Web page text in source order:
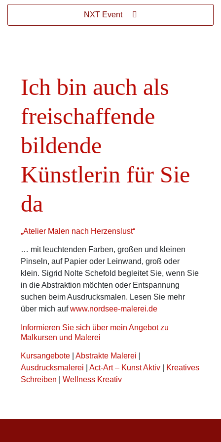
NXT Event
Ich bin auch als
freischaffende
bildende
Künstlerin für Sie
da
„Atelier Malen nach Herzenslust“
… mit leuchtenden Farben, großen und kleinen
Pinseln, auf Papier oder Leinwand, groß oder
klein. Sigrid Nolte Schefold begleitet Sie, wenn Sie
in die Abstraktion möchten oder Entspannung
suchen beim Ausdrucksmalen. Lesen Sie mehr
über mich aufwww.nordsee-malerei.de
Informieren Sie sich über mein Angebot zu
Malkursen und Malerei
Kursangebote |Abstrakte Malerei |
Ausdrucksmalerei |Act-Art – Kunst Aktiv | Kreatives
Schreiben |Wellness Kreativ